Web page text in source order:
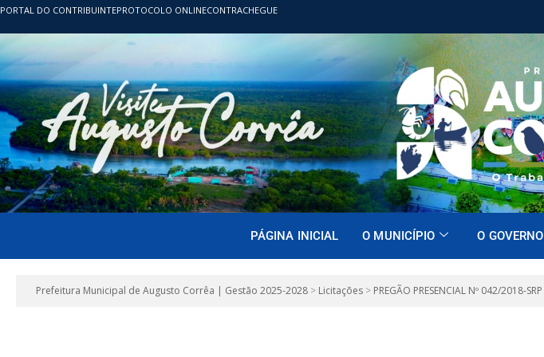
PORTAL DO CONTRIBUINTEPROTOCOLO ONLINECONTRACHEGUE
PÁGINA INICIAL O MUNICÍPIO O GOVERNO
Prefeitura Municipal de Augusto Corrêa | Gestão 2025-2028 > Licitações > PREGÃO PRESENCIAL Nº 042/2018-SRP